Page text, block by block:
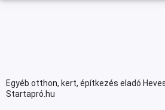
Egyéb otthon, kert, építkezés eladó
Startapró.hu